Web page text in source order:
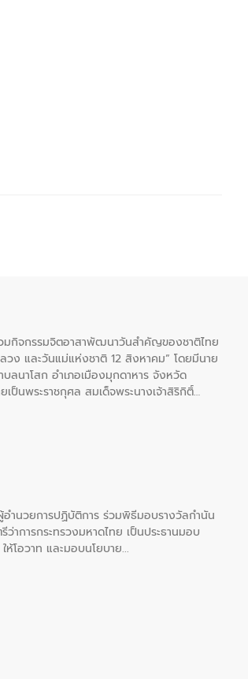
มกิจกรรมจิตอาสาพัฒนาวันสําคัญของชาติไทย
วง และวันแม่แห่งชาติ 12 สิงหาคม” โดยมีนาย
ลนาโสก อําเภอเมืองมุกดาหาร จังหวัด
ป็นพระราชกุศล สมเด็จพระนางเจ้าสิริกิติ์
นวยการปฏิบัติการ ร่วมพิธีมอบรางวัลกำนัน
การกระทรวงมหาดไทย เป็นประธานมอบ
โอวาท และมอบนโยบาย